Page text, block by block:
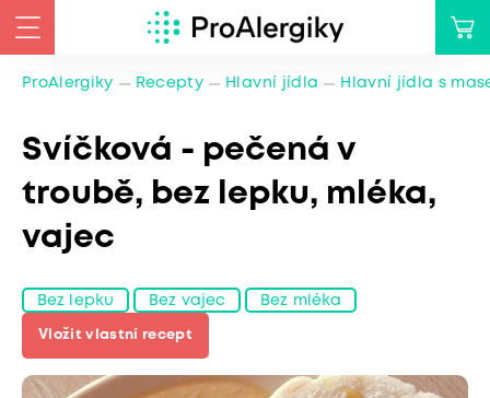
ProAlergiky Recepty Hlavní jídla Hlavní jídla s
Svíčková - pečená v
troubě, bez lepku, mléka,
vajec
Bez lepku Bez vajec Bez mléka
Vložit vlastní recept